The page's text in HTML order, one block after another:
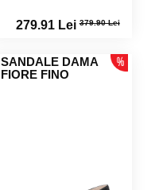
279.91 Lei379.90 Lei
SANDALE DAMA
FIORE FINO